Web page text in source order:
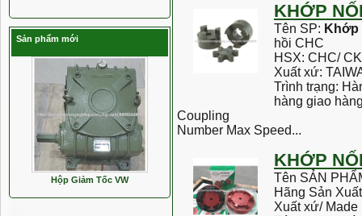
KHỚP
Tên SP: Khớp
hồi CHC
HSX: CHC/
Xuất xứ:
Trình trạng:
hàng giao
Coupling
Number Max Speed...
KHỚP
Tên SẢN
Hãng Sản
Xuất xứ/ Made
Sản phẩm mới
Hộp Giảm Tốc VW